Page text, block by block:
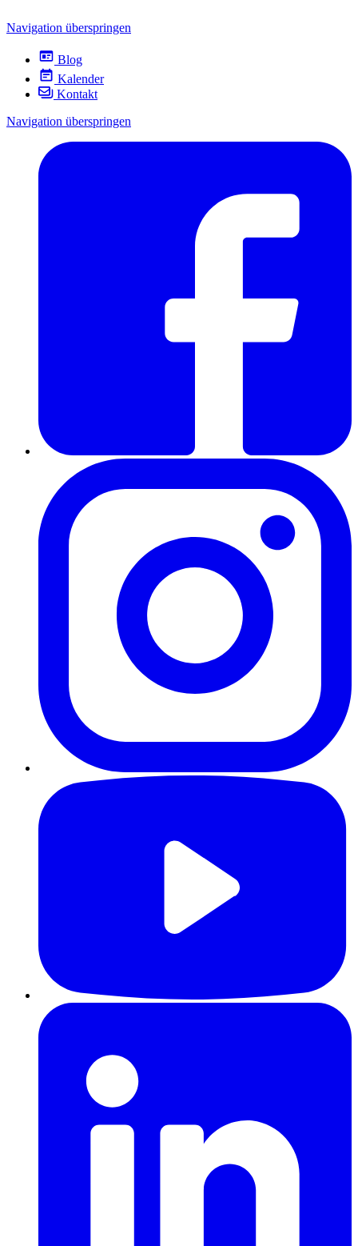
Navigation überspringen
Blog
Kalender
Kontakt
Navigation überspringen